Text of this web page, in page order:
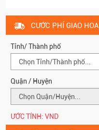
CƯỚC PHÍ GIAO HOA
Tỉnh/ Thành phố
Quận / Huyện
ƯỚC TÍNH: VND